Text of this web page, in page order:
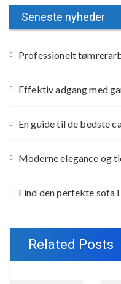
Seneste nyheder
Professionelt
Effektiv adgang med
En guide til de bedste
Moderne elegance og
Find den perfekte sofa i
Related Posts